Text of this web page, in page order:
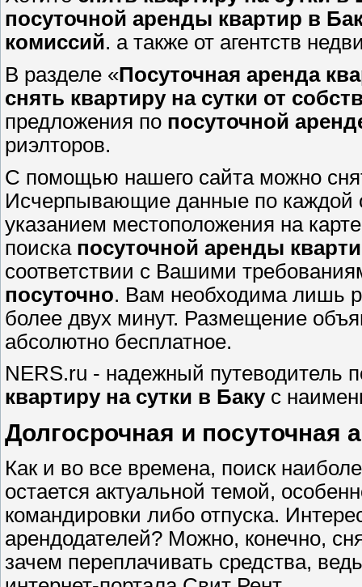
посуточной аренды квартир в
комиссий. а также от агентств
В разделе «Посуточная аренда
снять квартиру на сутки от
предложения по посуточной
риэлторов.
С помощью нашего сайта можно
Исчерпывающие данные по каждой
указанием местоположения на
поиска посуточной аренды
соответствии с Вашими
посуточно. Вам необходима лишь
более двух минут. Размещение
абсолютно бесплатное.
NERS.ru - надежный путеводитель
квартиру на сутки в Бакус
Долгосрочная и посуточная
Как и во все времена, поиск
остается актуальной темой,
командировки либо отпуска.
арендодателей? Можно, конечно,
зачем переплачивать средства,